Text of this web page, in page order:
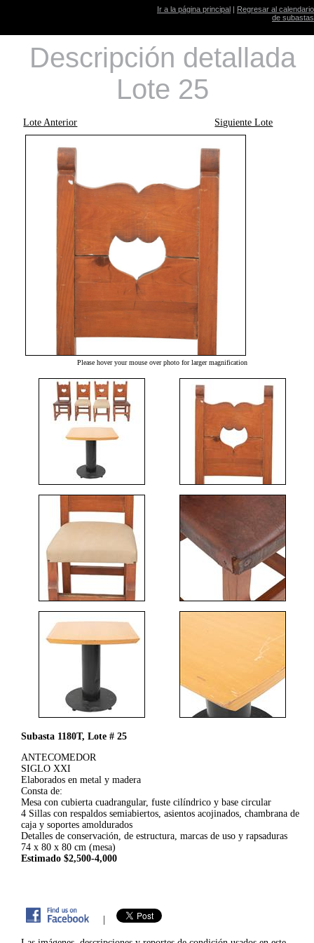
Ir a la página principal | Regresar al calendario
de subastas
Descripción detallada
Lote 25
Lote Anterior Siguiente Lote
Please hover your mouse over photo for larger magnification
Subasta 1180T, Lote # 25
ANTECOMEDOR
SIGLO XXI
Elaborados en metal y madera
Consta de:
Mesa con cubierta cuadrangular, fuste cilíndrico y base circular
4 Sillas con respaldos semiabiertos, asientos acojinados, chambrana de
caja y soportes amoldurados
Detalles de conservación, de estructura, marcas de uso y rapsaduras
74 x 80 x 80 cm (mesa)
Estimado $2,500-4,000
|